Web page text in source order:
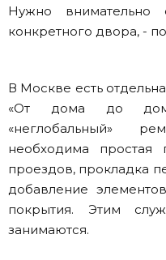
Нужно внимательно
конкретного двора, -
В Москве есть
«От дома до
«неглобальный»
необходима простая
проездов, прокладка
добавление
покрытия. Этим
занимаются.